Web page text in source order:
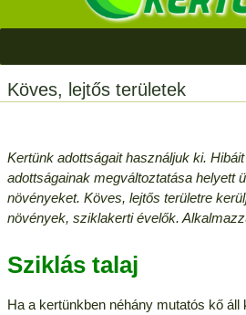
Köves, lejtős területek
Kertünk adottságait használjuk ki.
adottságainak megváltoztatása helyett
növényeket. Köves, lejtős területre
növények, sziklakerti évelők.
Sziklás talaj
Ha a kertünkben néhány mutatós kő áll